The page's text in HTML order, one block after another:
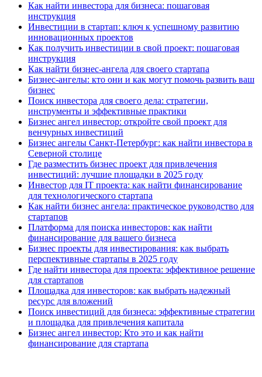
Как найти инвестора для бизнеса: пошаговая
инструкция
Инвестиции в стартап: ключ к успешному развитию
инновационных проектов
Как получить инвестиции в свой проект: пошаговая
инструкция
Как найти бизнес-ангела для своего стартапа
Бизнес-ангелы: кто они и как могут помочь развить ваш
бизнес
Поиск инвестора для своего дела: стратегии,
инструменты и эффективные практики
Бизнес ангел инвестор: откройте свой проект для
венчурных инвестиций
Бизнес ангелы Санкт-Петербург: как найти инвестора в
Северной столице
Где разместить бизнес проект для привлечения
инвестиций: лучшие площадки в 2025 году
Инвестор для IT проекта: как найти финансирование
для технологического стартапа
Как найти бизнес ангела: практическое руководство для
стартапов
Платформа для поиска инвесторов: как найти
финансирование для вашего бизнеса
Бизнес проекты для инвестирования: как выбрать
перспективные стартапы в 2025 году
Где найти инвестора для проекта: эффективное решение
для стартапов
Площадка для инвесторов: как выбрать надежный
ресурс для вложений
Поиск инвестиций для бизнеса: эффективные стратегии
и площадка для привлечения капитала
Бизнес ангел инвестор: Кто это и как найти
финансирование для стартапа